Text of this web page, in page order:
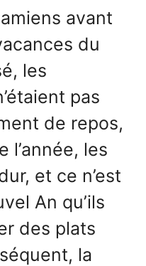
avant
du
les
pas
de repos,
l’année, les
et ce n’est
An qu’ils
des plats
la